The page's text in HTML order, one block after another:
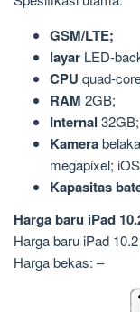
GSM/LTE;
layar LED-
CPU quad-
RAM 2GB;
Internal 32GB;
Kamera
megapixel;
Kapasitas
Harga baru iPad
Harga baru iPad
Harga bekas: –